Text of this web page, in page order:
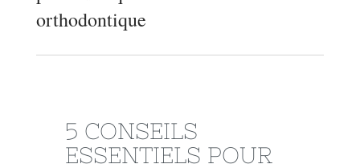
orthodontique
5 CONSEILS
ESSENTIELS POUR